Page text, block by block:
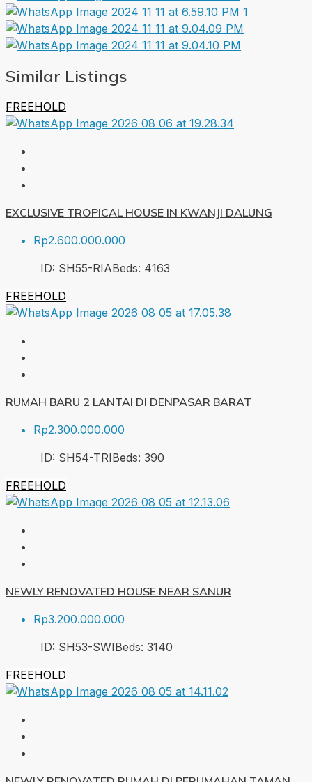
Similar Listings
FREEHOLD
EXCLUSIVE TROPICAL HOUSE IN KWANJI DALUNG
Rp2.600.000.000
ID: SH55-RIABeds: 4163
FREEHOLD
RUMAH BARU 2 LANTAI DI DENPASAR BARAT
Rp2.300.000.000
ID: SH54-TRIBeds: 390
FREEHOLD
NEWLY RENOVATED HOUSE NEAR SANUR
Rp3.200.000.000
ID: SH53-SWIBeds: 3140
FREEHOLD